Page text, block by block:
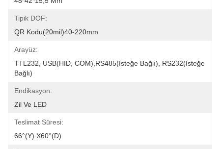
Tipik DOF:
QR Kodu(20mil)40-220mm
Arayüz:
TTL232, USB(HID, COM),RS485(isteğe Bağlı), RS232(isteğe
Bağlı)
Endikasyon:
Zil Ve LED
Teslimat Süresi:
66°(Y) X60°(D)